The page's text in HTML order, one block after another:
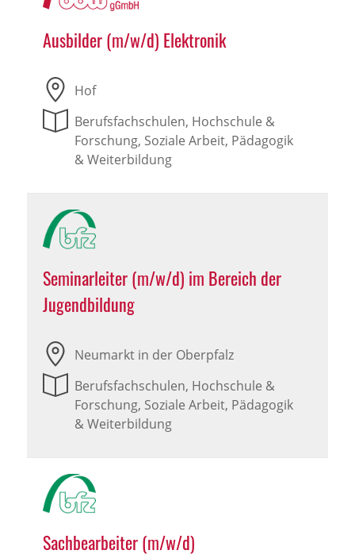
Ausbilder (m/w/d) Elektronik
Hof
Berufsfachschulen, Hochschule &
Forschung, Soziale Arbeit, Pädagogik
& Weiterbildung
Seminarleiter (m/w/d) im Bereich der
Jugendbildung
Neumarkt in der Oberpfalz
Berufsfachschulen, Hochschule &
Forschung, Soziale Arbeit, Pädagogik
& Weiterbildung
Sachbearbeiter (m/w/d)